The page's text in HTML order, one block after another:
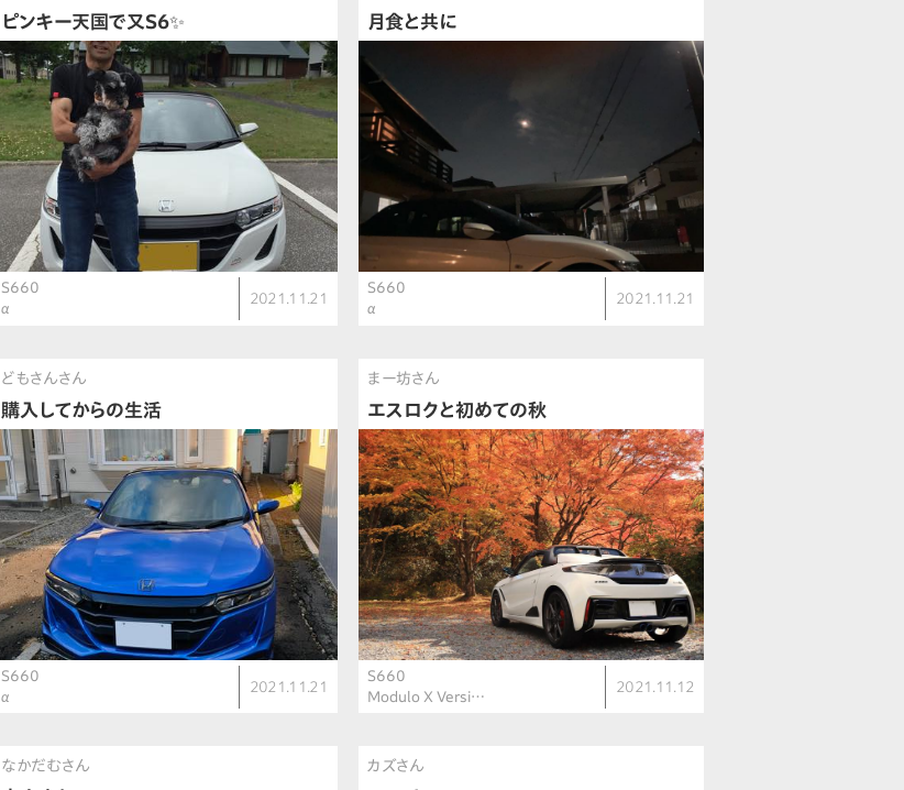
ピンキー天国で又S6✨
S660
α
2021.11.21
月食と共に
S660
α
2021.11.21
どもさんさん
購入してからの生活
S660
α
2021.11.21
まー坊さん
エスロクと初めての秋
S660
Modulo X Versi…
2021.11.12
なかだむさん カズさん